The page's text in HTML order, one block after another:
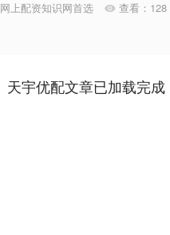
网上配资知识网首选 查看： 128
天宇优配文章已加载完成